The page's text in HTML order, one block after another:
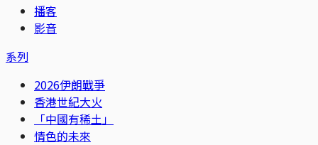
播客
影音
系列
2026伊朗戰爭
香港世紀大火
「中國有稀土」
情色的未來